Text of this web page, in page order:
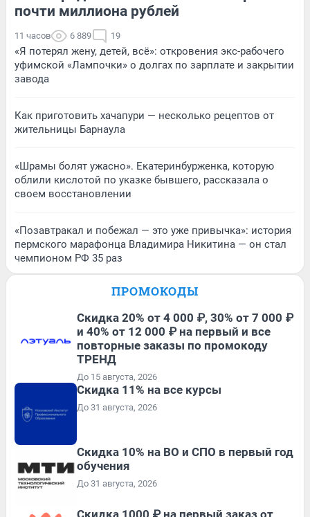
почти миллиона рублей
11 часов 6 889 19
«Я потерял жену, детей, всё»: откровения экс-рабочего
уфимской «Лампочки» о долгах по зарплате и закрытии
завода
Как приготовить хачапури — несколько рецептов от
жительницы Барнаула
«Шрамы болят ужасно». Екатеринбурженка, которую
облили кислотой по указке бывшего, рассказала о
своем восстановлении
«Позавтракал и побежал — это уже привычка»: история
пермского марафонца Владимира Никитина — он стал
чемпионом РФ 35 раз
ПРОМОКОДЫ
Скидка 20% от 4 000 ₽, 30% от 7 000 ₽
и 40% от 12 000 ₽ на первый и все
повторные заказы по промокоду
ТРЕНД
До 15 августа, 2026
Скидка 11% на все курсы
До 31 августа, 2026
Скидка 10% на ВО и СПО в первый год
обучения
До 31 августа, 2026
Скидка 1000 ₽ на первый заказ от